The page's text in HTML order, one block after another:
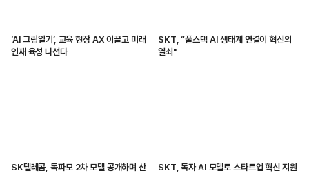
‘AI 그림일기’, 교육 현장 AX 이끌고 미래
인재 육성 나선다
SKT, “풀스택 AI 생태계 연결이 혁신의
열쇠"
SK텔레콤, 독파모 2차 모델 공개하며 산
SKT, 독자 AI 모델로 스타트업 혁신 지원